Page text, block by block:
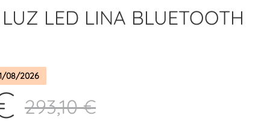
LED LINA BLUETOOTH
08/2026
293,10 €